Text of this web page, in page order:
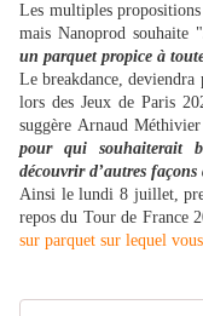
Les multiples
mais Nanoprod souhaite "
un parquet propice à
Le breakdance,
lors des Jeux de Paris
suggère Arnaud
pour qui souhaiterait
découvrir d’autres façons
Ainsi le lundi 8 juillet,
repos du Tour de France
sur parquet sur lequel